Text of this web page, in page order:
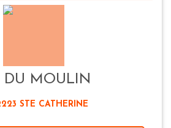
DU MOULIN
STE CATHERINE